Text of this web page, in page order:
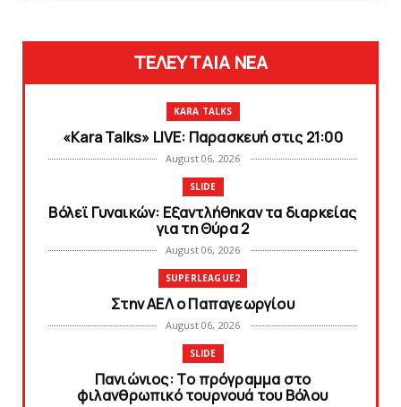
ΤΕΛΕΥΤΑΙΑ ΝΕΑ
KARA TALKS
«Kara Talks» LIVE: Παρασκευή στις 21:00
August 06, 2026
SLIDE
Bόλεϊ Γυναικών: Εξαντλήθηκαν τα διαρκείας
για τη Θύρα 2
August 06, 2026
SUPERLEAGUE2
Στην AEΛ ο Παπαγεωργίου
August 06, 2026
SLIDE
Πανιώνιoς: Tο πρόγραμμα στο
φιλανθρωπικό τουρνουά του Bόλου